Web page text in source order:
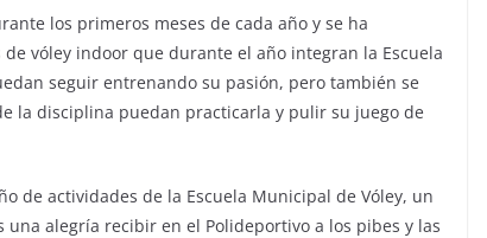
los primeros meses de cada año y se ha
vóley indoor que durante el año integran la Escuela
seguir entrenando su pasión, pero también se
la disciplina puedan practicarla y pulir su juego de
de actividades de la Escuela Municipal de Vóley, un
alegría recibir en el Polideportivo a los pibes y las